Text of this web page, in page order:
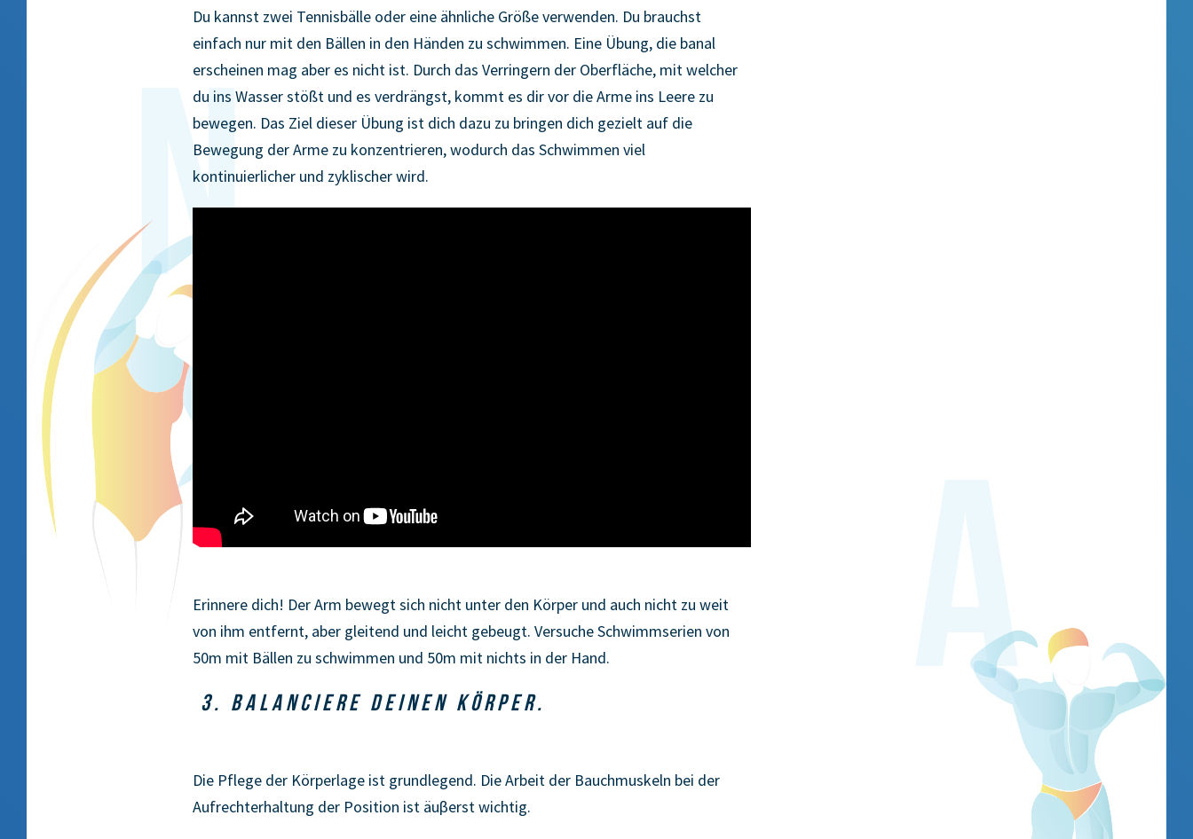
Du kannst zwei Tennisbälle oder eine ähnliche Größe verwenden. Du brauchst
einfach nur mit den Bällen in den Händen zu schwimmen. Eine Übung, die banal
erscheinen mag aber es nicht ist. Durch das Verringern der Oberfläche, mit welcher
du ins Wasser stößt und es verdrängst, kommt es dir vor die Arme ins Leere zu
bewegen. Das Ziel dieser Übung ist dich dazu zu bringen dich gezielt auf die
Bewegung der Arme zu konzentrieren, wodurch das Schwimmen viel
kontinuierlicher und zyklischer wird.
Erinnere dich! Der Arm bewegt sich nicht unter den Körper und auch nicht zu weit
von ihm entfernt, aber gleitend und leicht gebeugt. Versuche Schwimmserien von
50m mit Bällen zu schwimmen und 50m mit nichts in der Hand.
3. BALANCIERE DEINEN KÖRPER.
Die Pflege der Körperlage ist grundlegend. Die Arbeit der Bauchmuskeln bei der
Aufrechterhaltung der Position ist äuβerst wichtig.